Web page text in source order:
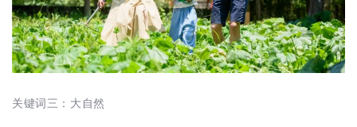
关键词三：大自然